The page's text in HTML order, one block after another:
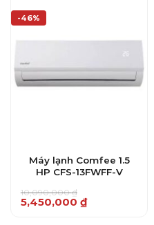
-46%
Máy lạnh Comfee 1.5
HP CFS-13FWFF-V
10,090,000₫
Giá
gốc
5,450,000 ₫
Giá
hiện